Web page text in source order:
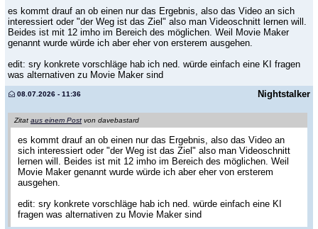
es kommt drauf an ob einen nur das Ergebnis, also das Video an sich
interessiert oder "der Weg ist das Ziel" also man Videoschnitt lernen will.
Beides ist mit 12 imho im Bereich des möglichen. Weil Movie Maker
genannt wurde würde ich aber eher von ersterem ausgehen.
edit: sry konkrete vorschläge hab ich ned. würde einfach eine KI fragen
was alternativen zu Movie Maker sind
Nightstalker
08.07.2026 - 11:36
Zitat aus einem Post von davebastard
es kommt drauf an ob einen nur das Ergebnis, also das Video an
sich interessiert oder "der Weg ist das Ziel" also man Videoschnitt
lernen will. Beides ist mit 12 imho im Bereich des möglichen. Weil
Movie Maker genannt wurde würde ich aber eher von ersterem
ausgehen.
edit: sry konkrete vorschläge hab ich ned. würde einfach eine KI
fragen was alternativen zu Movie Maker sind